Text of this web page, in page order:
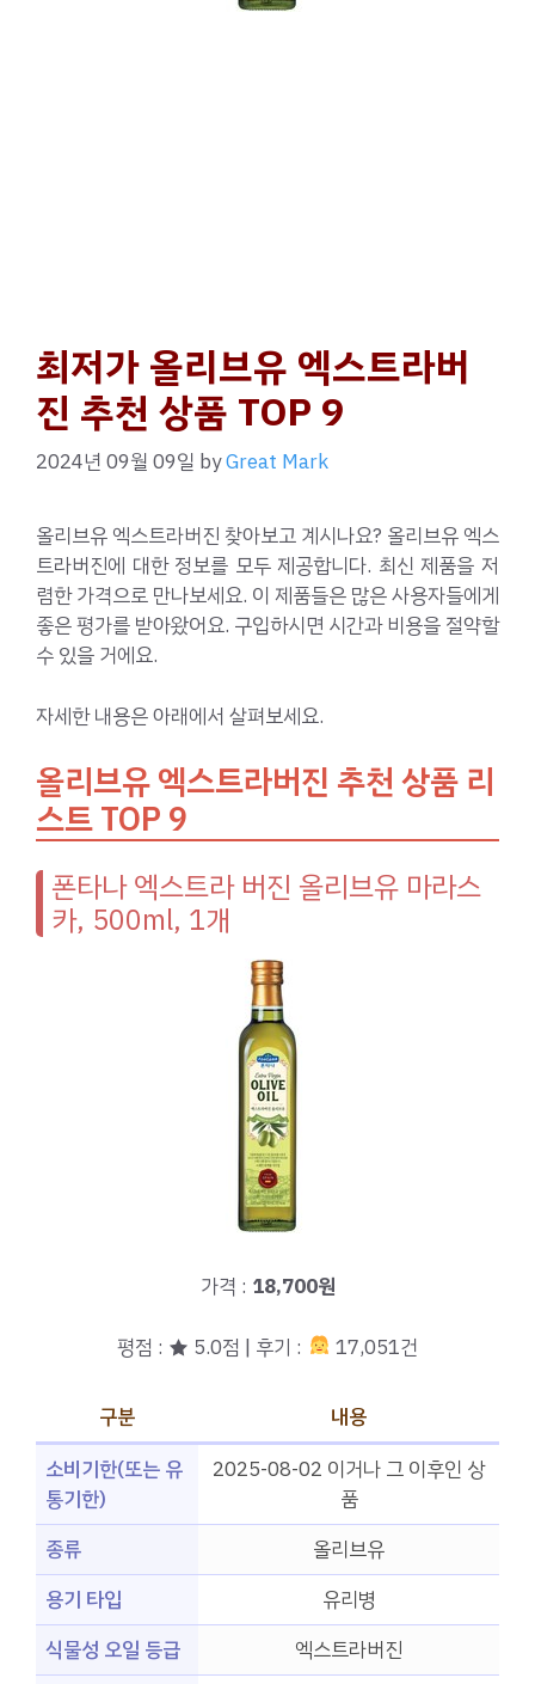
최저가 올리브유 엑스트라버
진 추천 상품 TOP 9
2024년 09월 09일 byGreat Mark
올리브유 엑스트라버진 찾아보고 계시나요? 올리브유 엑스
트라버진에 대한 정보를 모두 제공합니다. 최신 제품을 저
렴한 가격으로 만나보세요. 이 제품들은 많은 사용자들에게
좋은 평가를 받아왔어요. 구입하시면 시간과 비용을 절약할
수 있을 거에요.
자세한 내용은 아래에서 살펴보세요.
올리브유 엑스트라버진 추천 상품 리
스트 TOP 9
폰타나 엑스트라 버진 올리브유 마라스
카, 500ml, 1개
가격 : 18,700원
평점 : ★ 5.0점 | 후기 : 17,051건
구분
내용
소비기한(또는 유
통기한)
2025-08-02 이거나 그 이후인 상
품
종류
올리브유
용기 타입
유리병
식물성 오일 등급
엑스트라버진